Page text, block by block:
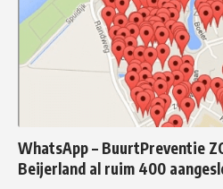
WhatsApp – BuurtPreventie
Beijerland al ruim 400